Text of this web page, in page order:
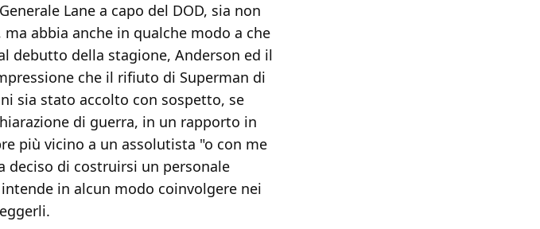
Lane a capo del DOD, sia non
abbia anche in qualche modo a che
debutto della stagione, Anderson ed il
che il rifiuto di Superman di
sia stato accolto con sospetto, se
di guerra, in un rapporto in
più vicino a un assolutista "o con me
deciso di costruirsi un personale
in alcun modo coinvolgere nei